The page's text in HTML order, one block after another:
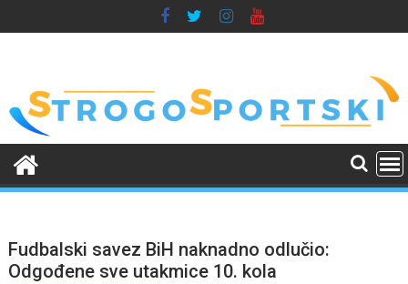
to
Fudbalski savez BiH naknadno odlučio:
Odgođene sve utakmice 10. kola